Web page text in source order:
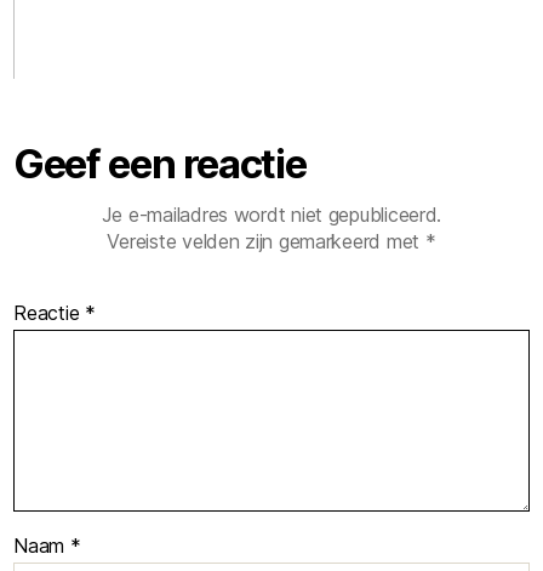
Geef een reactie
Je e-mailadres wordt niet gepubliceerd.
Vereiste velden zijn gemarkeerd met *
Reactie *
Naam *